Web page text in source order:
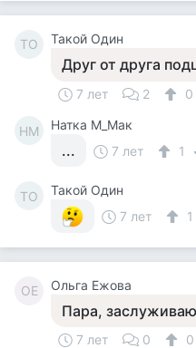
ТО Такой Один
Друг от друга
7 лет 2 0
НМ Натка М_Мак
... 7 лет 1
ТО
Такой Один
7 лет
1
ОЕ Ольга Ежова
Пара,
7 лет 0 0